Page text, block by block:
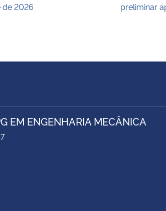
de 2026
preliminar
EM ENGENHARIA MECÂNICA